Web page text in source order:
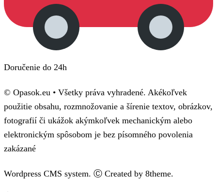
Doručenie do 24h
© Opasok.eu • Všetky práva vyhradené. Akékoľvek
použitie obsahu, rozmnožovanie a šírenie textov, obrázkov,
fotografií či ukážok akýmkoľvek mechanickým alebo
elektronickým spôsobom je bez písomného povolenia
zakázané
Wordpress CMS system. Ⓒ Created by 8theme.